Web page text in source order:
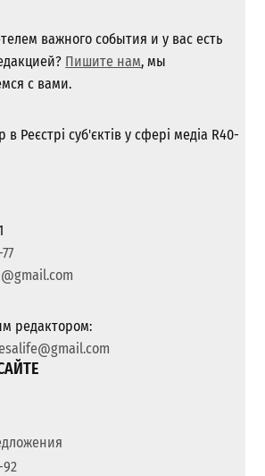
важного события и у вас есть
Пишите нам, мы
с вами.
Реєстрі суб'єктів у сфері медіа R40-
редактором:
92